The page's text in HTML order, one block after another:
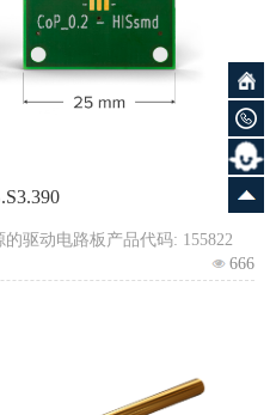
驱动电路板产品代码: 155822
666